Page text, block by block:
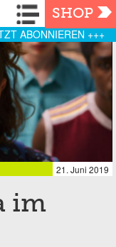
Navigation
SHOP
ABONNIEREN +++
21. Juni 2019
im